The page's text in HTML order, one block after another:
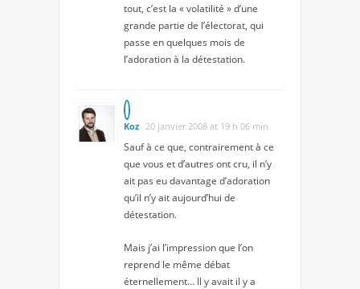
tout, c’est la « volatilité » d’une
grande partie de l’électorat, qui
passe en quelques mois de
l’adoration à la détestation.
Koz 20 janvier 2008 at 19 h 06 min
Sauf à ce que, contrairement à ce
que vous et d’autres ont cru, il n’y
ait pas eu davantage d’adoration
qu’il n’y ait aujourd’hui de
détestation.
Mais j’ai l’impression que l’on
reprend le même débat
éternellement… Il y avait il y a